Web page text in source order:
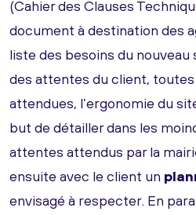
(Cahier des Clauses
document à destination des
liste des besoins du
des attentes du client,
attendues, l’ergonomie du
but de détailler dans les
attentes attendus par la
ensuite avec le client un
envisagé à respecter. En